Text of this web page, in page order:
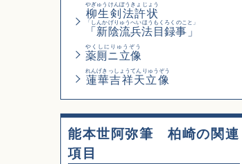
柳生剣法許状
やぎゅうけんぽうきょじょう
「新陰流兵法目録事」
「しんかげりゅうへいほうもくろくのこと」
薬厠ニ立像
やくしにりゅうぞう
蓮華吉祥天立像
れんげきっしょうてんりゅうぞう
能本世阿弥筆 柏崎の関連
項目